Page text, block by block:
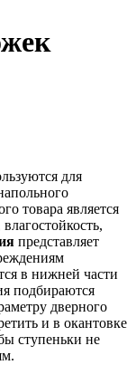
для
товара является
представляет
в нижней части
подбираются
дверного
и в окантовке
ступеньки не